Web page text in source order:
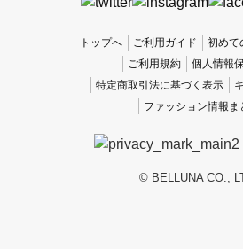
トップへ ご利用ガイド 初めて
ご利用規約
個人情報
特定商取引法に基づく表示
ファッション情報ま
© BELLUNA CO.,